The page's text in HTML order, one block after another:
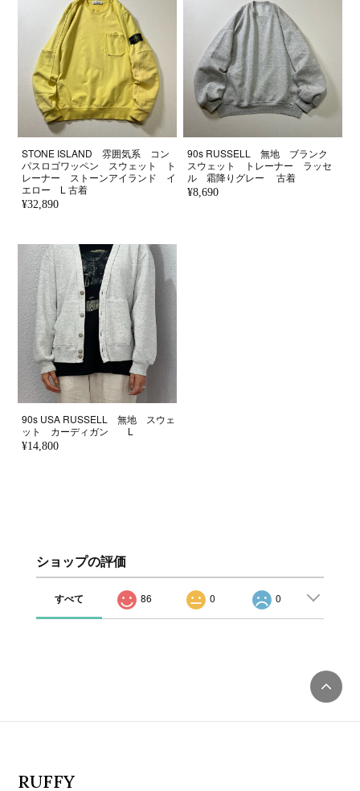
STONE ISLAND 雰囲気系 コン
パスロゴワッペン スウェット ト
レーナー ストーンアイランド イ
エロー L 古着
¥32,890
90s RUSSELL 無地 ブランク
スウェット トレーナー ラッセ
ル 霜降りグレー 古着
¥8,690
90s USA RUSSELL 無地 スウェ
ット カーディガン L
¥14,800
ショップの評価
すべて 86 0 0
RUFFY